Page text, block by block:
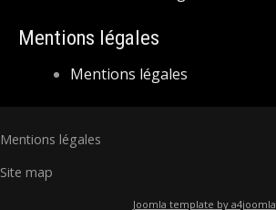
Mentions légales
Mentions légales
Mentions légales
Site map
Joomla template by a4joomla